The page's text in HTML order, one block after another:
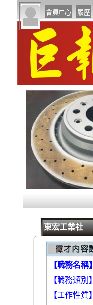
東宏工業社
【職務名稱】
【職務類別】
【工作性質】